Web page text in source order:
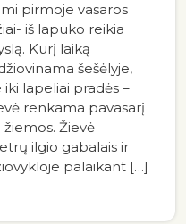
pirmoje vasaros
iš lapuko reikia
Kurį laiką
šešėlyje,
lapeliai pradės –
renkama pavasarį
Žievė
ilgio gabalais ir
palaikant […]